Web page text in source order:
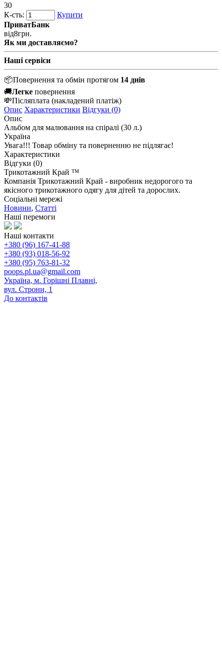
30
К-сть:
Купити
ПриватБанк
від8грн.
Як ми доставляємо?
Наші сервіси
📦Повернення та обмін протягом 14 днів
🚚Легке повернення
💸Післяплата (накладений платіж)
Опис Характеристики Відгуки (0)
Опис
Альбом для малювання на спіралі (30 л.)
Україна
Увага!!! Товар обміну та поверненню не підлягає!
Характеристики
Відгуки (0)
Трикотажний Край ™
Компанія Трикотажний Край - виробник недорогого та
якісного трикотажного одягу для дітей та дорослих.
Соціальні мережі
Новини, Статті
Наші перемоги
Наші контакти
+380 (96) 167-41-88
+380 (93) 018-56-92
+380 (95) 763-81-32
poops.pl.ua@gmail.com
Україна, м. Горішні Плавні,
вул. Строни, 1
До контактів